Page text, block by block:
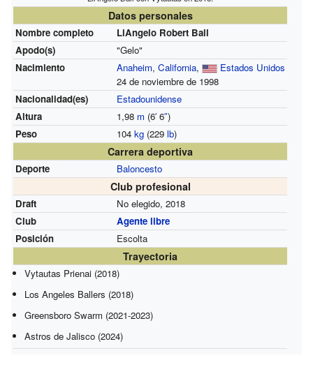
Datos personales
Nombre completo
LiAngelo Robert Ball
Apodo(s)
"Gelo"
Nacimiento
Anaheim, California,
Estados Unidos
24 de noviembre de 1998
Nacionalidad(es)
Estadounidense
Altura
1,98 m (6′6″)
Peso
104 kg(229 lb)
Carrera deportiva
Deporte Baloncesto
Club profesional
Draft
No elegido, 2018
Club
Agente libre
Posición
Escolta
Trayectoria
Vytautas Prienai (2018)
Los Angeles Ballers (2018)
Greensboro Swarm (2021-2023)
Astros de Jalisco (2024)